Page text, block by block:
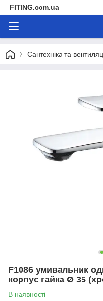
FITING.com.ua
Сантехніка та
F1086 умивальник
корпус гайка Ø 35
В наявності